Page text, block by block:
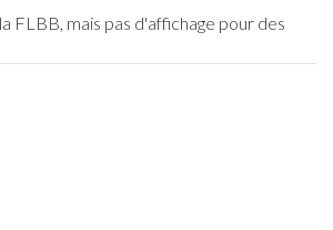
FLBB, mais pas d'affichage pour des